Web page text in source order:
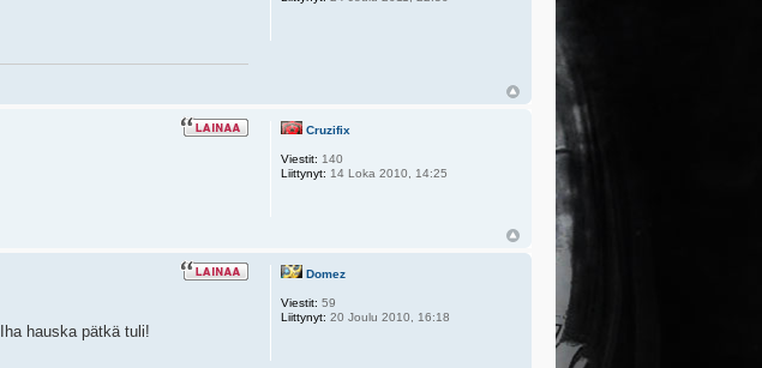
Cruzifix
Viestit: 140
Liittynyt: 14 Loka 2010, 14:25
Iha hauska pätkä tuli!
Domez
Viestit: 59
Liittynyt: 20 Joulu 2010, 16:18